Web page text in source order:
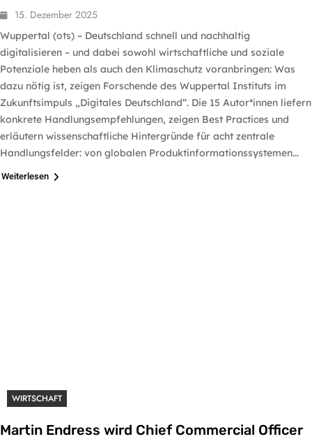
15. Dezember 2025
Wuppertal (ots) – Deutschland schnell und nachhaltig
digitalisieren – und dabei sowohl wirtschaftliche und soziale
Potenziale heben als auch den Klimaschutz voranbringen: Was
dazu nötig ist, zeigen Forschende des Wuppertal Instituts im
Zukunftsimpuls „Digitales Deutschland“. Die 15 Autor*innen liefern
konkrete Handlungsempfehlungen, zeigen Best Practices und
erläutern wissenschaftliche Hintergründe für acht zentrale
Handlungsfelder: von globalen Produktinformationssystemen...
Weiterlesen
WIRTSCHAFT
Martin Endress wird Chief Commercial Officer